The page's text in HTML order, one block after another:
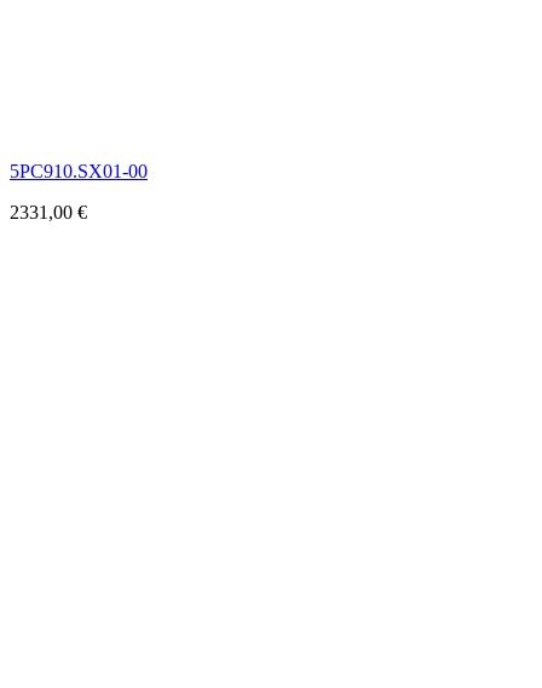
5PC910.SX01-00
2331,00 €